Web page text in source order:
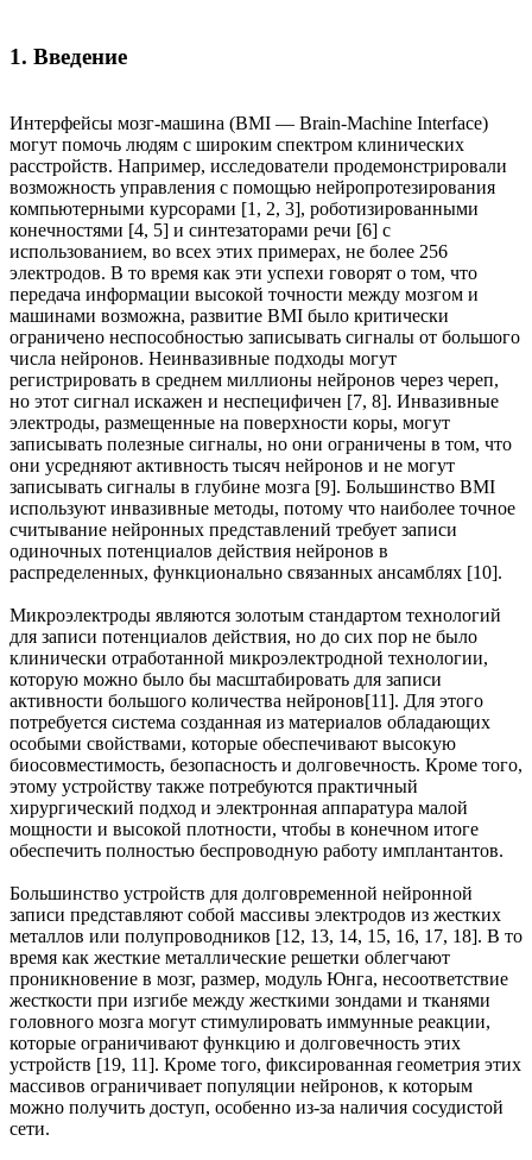
1. Введение
Интерфейсы мозг-машина (BMI — Brain-Machine Interface)
могут помочь людям с широким спектром клинических
расстройств. Например, исследователи продемонстрировали
возможность управления с помощью нейропротезирования
компьютерными курсорами [1, 2, 3], роботизированными
конечностями [4, 5] и синтезаторами речи [6] с
использованием, во всех этих примерах, не более 256
электродов. В то время как эти успехи говорят о том, что
передача информации высокой точности между мозгом и
машинами возможна, развитие BMI было критически
ограничено неспособностью записывать сигналы от большого
числа нейронов. Неинвазивные подходы могут
регистрировать в среднем миллионы нейронов через череп,
но этот сигнал искажен и неспецифичен [7, 8]. Инвазивные
электроды, размещенные на поверхности коры, могут
записывать полезные сигналы, но они ограничены в том, что
они усредняют активность тысяч нейронов и не могут
записывать сигналы в глубине мозга [9]. Большинство BMI
используют инвазивные методы, потому что наиболее точное
считывание нейронных представлений требует записи
одиночных потенциалов действия нейронов в
распределенных, функционально связанных ансамблях [10].
Микроэлектроды являются золотым стандартом технологий
для записи потенциалов действия, но до сих пор не было
клинически отработанной микроэлектродной технологии,
которую можно было бы масштабировать для записи
активности большого количества нейронов[11]. Для этого
потребуется система созданная из материалов обладающих
особыми свойствами, которые обеспечивают высокую
биосовместимость, безопасность и долговечность. Кроме того,
этому устройству также потребуются практичный
хирургический подход и электронная аппаратура малой
мощности и высокой плотности, чтобы в конечном итоге
обеспечить полностью беспроводную работу имплантантов.
Большинство устройств для долговременной нейронной
записи представляют собой массивы электродов из жестких
металлов или полупроводников [12, 13, 14, 15, 16, 17, 18]. В то
время как жесткие металлические решетки облегчают
проникновение в мозг, размер, модуль Юнга, несоответствие
жесткости при изгибе между жесткими зондами и тканями
головного мозга могут стимулировать иммунные реакции,
которые ограничивают функцию и долговечность этих
устройств [19, 11]. Кроме того, фиксированная геометрия этих
массивов ограничивает популяции нейронов, к которым
можно получить доступ, особенно из-за наличия сосудистой
сети.